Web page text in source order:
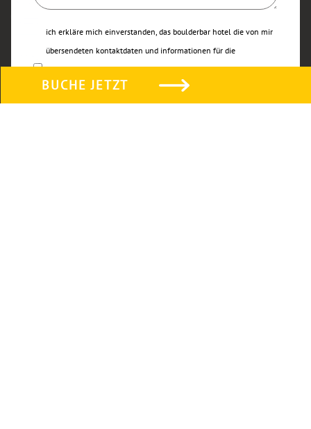
BUCHE JETZT
ich erkläre mich einverstanden, das boulderbar hotel die von mir
übersendeten kontaktdaten und informationen für die
kontaktaufnahme und beantwortung meiner nachricht
verwendet. die gültige d
atenschutzerklärung
Kenntnis genommen und akzeptiert. (pflichtfeld)